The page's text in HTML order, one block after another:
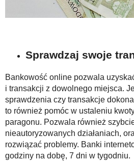
Sprawdzaj swoje
Bankowość online pozwala
i transakcji z dowolnego miejsca.
sprawdzenia czy transakcje
to również pomóc w ustaleniu
paragonu. Pozwala również
nieautoryzowanych działaniach,
rozwiązać problemy. Banki
godziny na dobę, 7 dni w tygodniu.